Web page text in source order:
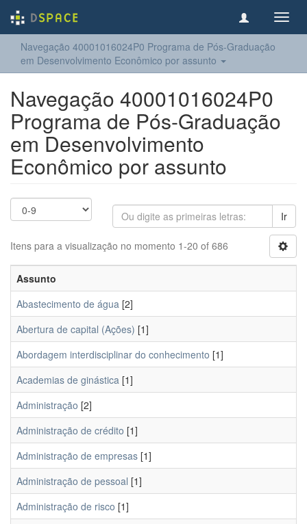
Navegação 40001016024P0 Programa de Pós-Graduação
em Desenvolvimento Econômico por assunto
Navegação 40001016024P0
Programa de Pós-Graduação
em Desenvolvimento
Econômico por assunto
Ir
Itens para a visualização no momento 1-20 of 686
Assunto
Abastecimento de água [2]
Abertura de capital (Ações) [1]
Abordagem interdisciplinar do conhecimento [1]
Academias de ginástica [1]
Administração [2]
Administração de crédito [1]
Administração de empresas [1]
Administração de pessoal [1]
Administração de risco [1]